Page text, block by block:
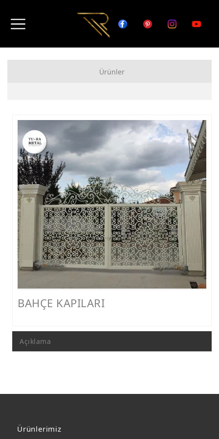
Ürünler
FERFORJE GARAJ KAPISI MODELLERİ
FERFORJE DUVAR ÜSTÜ KORKULUK MODELLERİ
FERFORJE BALKON KORKULUK MODELLERİ
FERFORJE MERDİVEN KORKULUK MODELLERİ
DEMİR MERDİVEN MODELLERİ
FERFORJE PERGOLA & FERFORJE SUNDURMA
FERFORJE ÇARDAK VE KAMELYA MODELLERİ
FERFORJE PENCERE KORKULUK MODELLERİ
METAL RAF MODELLERİ
METAL SEHPA VE DRESUAR MODELLERİ
BAHÇE KAPILARI
Açıklama
Ürünlerimiz